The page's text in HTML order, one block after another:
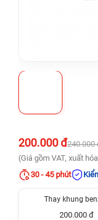
200.000 đ240.000
(Giá gồm VAT, xuất
30 - 45 phút
Thay khung
200.000 đ